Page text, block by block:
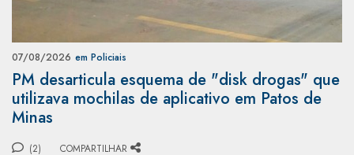
07/08/2026 em Policiais
PM desarticula esquema de "disk drogas" que
utilizava mochilas de aplicativo em Patos de
Minas
(2) COMPARTILHAR